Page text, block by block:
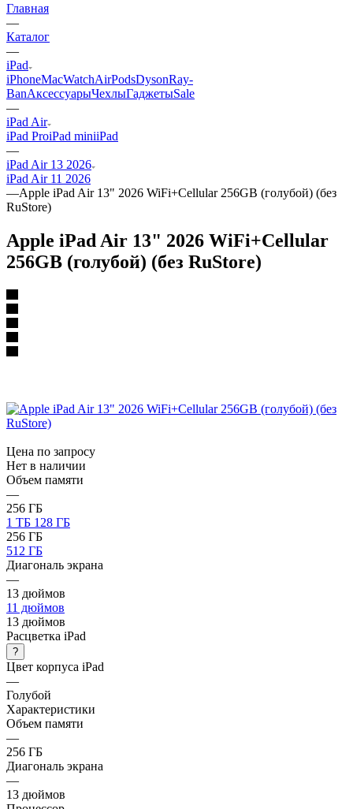
Главная
—
Каталог
—
iPad
iPhoneMacWatchAirPodsDysonRay-
BanАксессуарыЧехлыГаджетыSale
—
iPad Air
iPad ProiPad miniiPad
—
iPad Air 13 2026
iPad Air 11 2026
—Apple iPad Air 13" 2026 WiFi+Cellular 256GB (голубой) (без
RuStore)
Apple iPad Air 13" 2026 WiFi+Cellular
256GB (голубой) (без RuStore)
Цена по запросу
Нет в наличии
Объем памяти
—
256 ГБ
1 ТБ 128 ГБ
256 ГБ
512 ГБ
Диагональ экрана
—
13 дюймов
11 дюймов
13 дюймов
Расцветка iPad
?
Цвет корпуса iPad
—
Голубой
Характеристики
Объем памяти
—
256 ГБ
Диагональ экрана
—
13 дюймов